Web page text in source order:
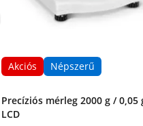
Akciós Népszerű
Precíziós mérleg 2000 g / 0,05
LCD